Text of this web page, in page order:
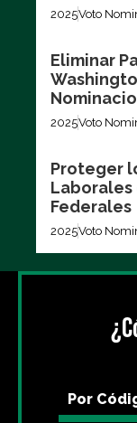
2025Voto
Eliminar
2025Voto
Proteger
Laborales
Federales
2025Voto
Por